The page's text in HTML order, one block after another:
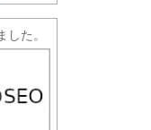
た。